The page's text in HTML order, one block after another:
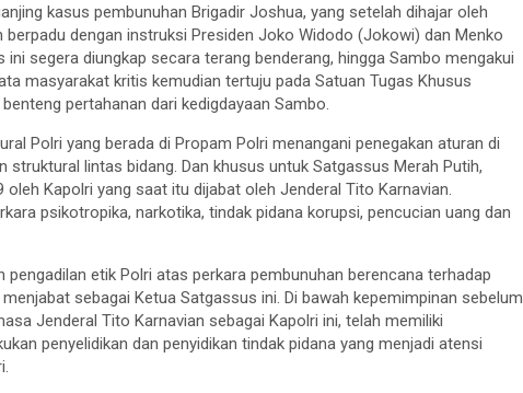
kasus pembunuhan Brigadir Joshua, yang setelah dihajar oleh
dengan instruksi Presiden Joko Widodo (Jokowi) dan Menko
segera diungkap secara terang benderang, hingga Sambo mengakui
masyarakat kritis kemudian tertuju pada Satuan Tugas Khusus
pertahanan dari kedigdayaan Sambo.
Polri yang berada di Propam Polri menangani penegakan aturan di
struktural lintas bidang. Dan khusus untuk Satgassus Merah Putih,
Kapolri yang saat itu dijabat oleh Jenderal Tito Karnavian.
psikotropika, narkotika, tindak pidana korupsi, pencucian uang dan
etik Polri atas perkara pembunuhan berencana terhadap
sebagai Ketua Satgassus ini. Di bawah kepemimpinan sebelum
Jenderal Tito Karnavian sebagai Kapolri ini, telah memiliki
penyelidikan dan penyidikan tindak pidana yang menjadi atensi